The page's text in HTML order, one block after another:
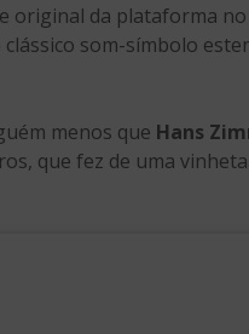
original da plataforma no
som-símbolo
menos que Hans
que fez de uma